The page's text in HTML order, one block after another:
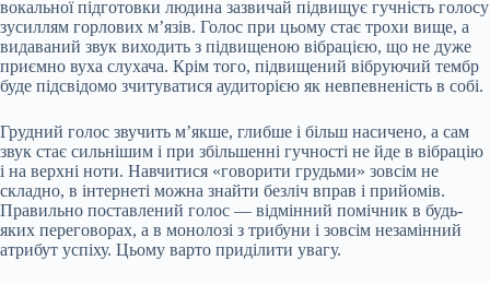
вокальної підготовки людина зазвичай підвищує гучність голосу
зусиллям горлових м’язів. Голос при цьому стає трохи вище, а
видаваний звук виходить з підвищеною вібрацією, що не дуже
приємно вуха слухача. Крім того, підвищений вібруючий тембр
буде підсвідомо зчитуватися аудиторією як невпевненість в собі.
Грудний голос звучить м’якше, глибше і більш насичено, а сам
звук стає сильнішим і при збільшенні гучності не йде в вібрацію
і на верхні ноти. Навчитися «говорити грудьми» зовсім не
складно, в інтернеті можна знайти безліч вправ і прийомів.
Правильно поставлений голос — відмінний помічник в будь-
яких переговорах, а в монолозі з трибуни і зовсім незамінний
атрибут успіху. Цьому варто приділити увагу.